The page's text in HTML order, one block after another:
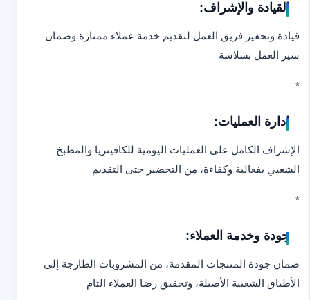
القيادة والإشراف:
قيادة وتحفيز فريق العمل لتقديم خدمة عملاء ممتازة وضمان
سير العمل بسلاسة
*
إدارة العمليات:
الإشراف الكامل على العمليات اليومية للكافيتريا والمطبخ
الشعبي بفعالية وكفاءة، من التحضير حتى التقديم
*
جودة وخدمة العملاء:
ضمان جودة المنتجات المقدمة، من المشروبات الطازجة إلى
الأطباق الشعبية الأصيلة، وتحقيق رضا العملاء التام